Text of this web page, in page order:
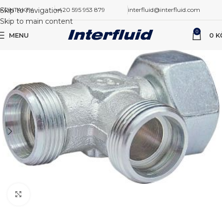
Skip to navigation
Skip to main content
KONTAKTY +420 595 953 879 interfluid@interfluid.com
MENU 0 0